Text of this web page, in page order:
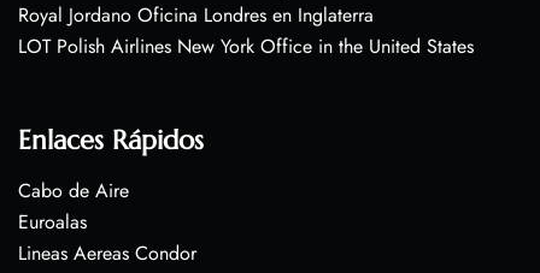
Royal Jordano Oficina Londres en Inglaterra
LOT Polish Airlines New York Office in the United States
Enlaces Rápidos
Cabo de Aire
Euroalas
Lineas Aereas Condor